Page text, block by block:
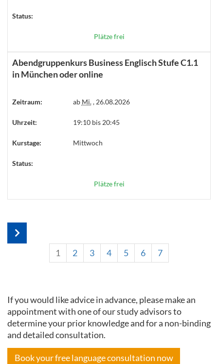
Status:
Plätze frei
Abendgruppenkurs Business Englisch Stufe C1.1
in München oder online
Zeitraum: ab Mi., 26.08.2026
Uhrzeit: 19:10 bis 20:45
Kurstage: Mittwoch
Status:
Plätze frei
1 2 3 4 5 6 7
If you would like advice in advance, please make an
appointment with one of our study advisors to
determine your prior knowledge and for a non-binding
and detailed consultation.
Book your free language consultation now